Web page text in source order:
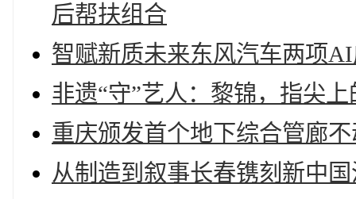
后帮扶组合
智赋新质未来东风汽车两项
非遗“守”艺人：黎锦，指尖上
重庆颁发首个地下综合管廊
从制造到叙事长春镌刻新中